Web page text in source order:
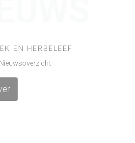
EN HERBELEEF
Nieuwsoverzicht